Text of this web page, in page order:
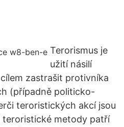
Terorismus je
užití násilí
zastrašit protivníka
(případně politicko-
teroristických akcí jsou
teroristické metody patří